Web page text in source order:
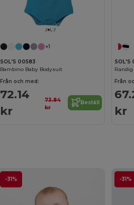
Anpassa det!
+1
SOL'S 00583
Bambino Baby Bodysuit
Från och med:
72.14
kr
73.84
kr
Beställ
SOL'S
Från
kr
-31% -31%